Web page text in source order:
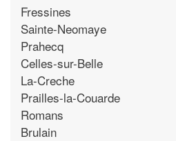
Fressines
Sainte-Neomaye
Prahecq
Celles-sur-Belle
La-Creche
Prailles-la-Couarde
Romans
Brulain